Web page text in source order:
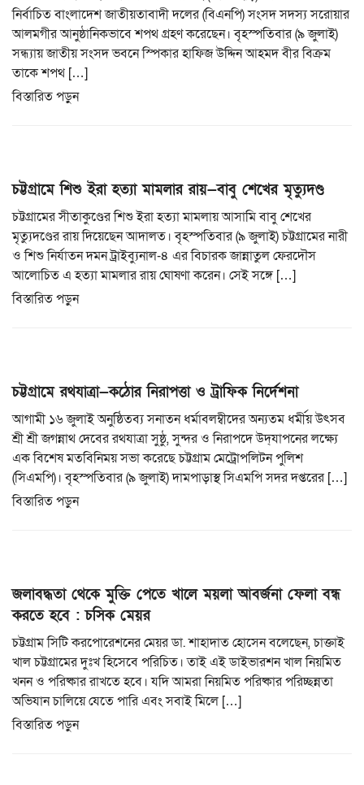
i
o
n
নির্বাচিত বাংলাদেশ জাতীয়তাবাদী দলের (বিএনপি) সংসদ সদস্য সরোয়ার
আলমগীর আনুষ্ঠানিকভাবে শপথ গ্রহণ করেছেন। বৃহস্পতিবার (৯ জুলাই)
সন্ধ্যায় জাতীয় সংসদ ভবনে স্পিকার হাফিজ উদ্দিন আহমদ বীর বিক্রম
তাকে শপথ […]
বিস্তারিত পড়ুন
চট্টগ্রামে শিশু ইরা হত্যা মামলার রায়—বাবু শেখের মৃত্যুদণ্ড
চট্টগ্রামের সীতাকুণ্ডের শিশু ইরা হত্যা মামলায় আসামি বাবু শেখের
মৃত্যুদণ্ডের রায় দিয়েছেন আদালত। বৃহস্পতিবার (৯ জুলাই) চট্টগ্রামের নারী
ও শিশু নির্যাতন দমন ট্রাইব্যুনাল-৪ এর বিচারক জান্নাতুল ফেরদৌস
আলোচিত এ হত্যা মামলার রায় ঘোষণা করেন। সেই সঙ্গে […]
বিস্তারিত পড়ুন
চট্টগ্রামে রথযাত্রা—কঠোর নিরাপত্তা ও ট্রাফিক নির্দেশনা
আগামী ১৬ জুলাই অনুষ্ঠিতব্য সনাতন ধর্মাবলম্বীদের অন্যতম ধর্মীয় উৎসব
শ্রী শ্রী জগন্নাথ দেবের রথযাত্রা সুষ্ঠু, সুন্দর ও নিরাপদে উদ্‌যাপনের লক্ষ্যে
এক বিশেষ মতবিনিময় সভা করেছে চট্টগ্রাম মেট্রোপলিটন পুলিশ
(সিএমপি)। বৃহস্পতিবার (৯ জুলাই) দামপাড়াস্থ সিএমপি সদর দপ্তরের […]
বিস্তারিত পড়ুন
জলাবদ্ধতা থেকে মুক্তি পেতে খালে ময়লা আবর্জনা ফেলা বন্ধ
করতে হবে : চসিক মেয়র
চট্টগ্রাম সিটি করপোরেশনের মেয়র ডা. শাহাদাত হোসেন বলেছেন, চাক্তাই
খাল চট্টগ্রামের দুঃখ হিসেবে পরিচিত। তাই এই ডাইভারশন খাল নিয়মিত
খনন ও পরিষ্কার রাখতে হবে। যদি আমরা নিয়মিত পরিষ্কার পরিচ্ছন্নতা
অভিযান চালিয়ে যেতে পারি এবং সবাই মিলে […]
বিস্তারিত পড়ুন